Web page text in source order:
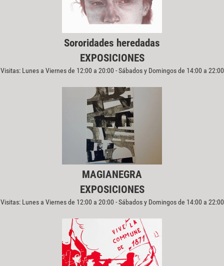
Sororidades heredadas
EXPOSICIONES
Visitas: Lunes a Viernes de 12:00 a 20:00 - Sábados y Domingos de 14:00 a 22:00
MAGIANEGRA
EXPOSICIONES
Visitas: Lunes a Viernes de 12:00 a 20:00 - Sábados y Domingos de 14:00 a 22:00